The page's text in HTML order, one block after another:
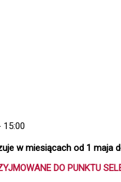
15:00
w miesiącach od 1 maja
DO PUNKTU